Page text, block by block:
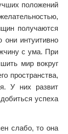
положений
получаются
интуитивно
с ума. При
мир вокруг
пространства,
У них развит
успеха
слабо, то она